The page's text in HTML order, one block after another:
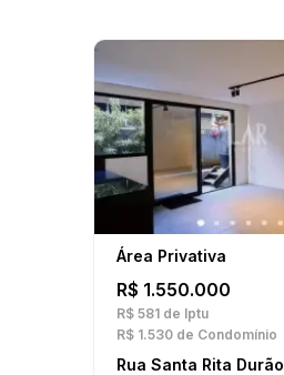
Área Privativa
R$ 1.550.000
R$ 581 de Iptu
R$ 1.530 de Condomínio
Rua Santa Rita Durão